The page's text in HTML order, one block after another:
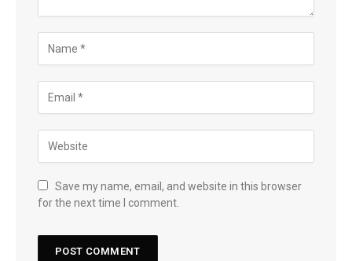
Save my name, email, and website in this browser
for the next time I comment.